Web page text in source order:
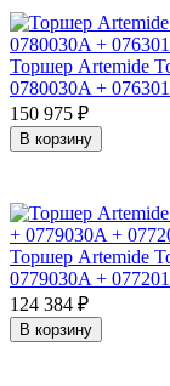
Торшер Artemide
0780030A +
150 975 ₽
В корзину
Торшер Artemide
0779030A +
124 384 ₽
В корзину